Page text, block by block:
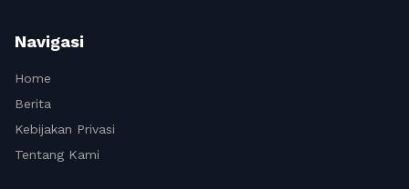
Navigasi
Home
Berita
Kebijakan Privasi
Tentang Kami